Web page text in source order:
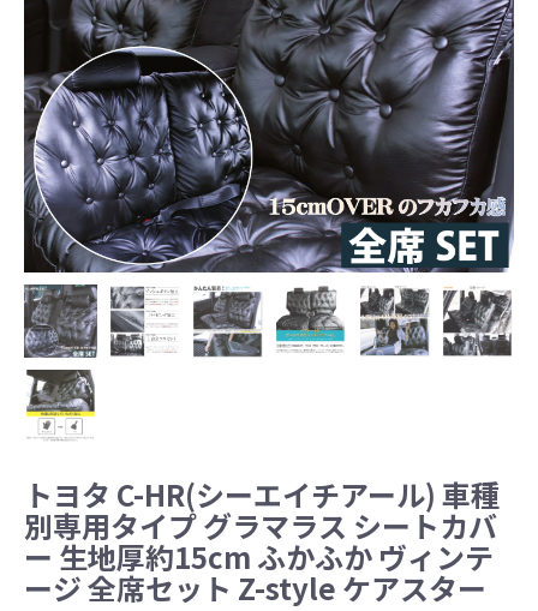
トヨタ C-HR(シーエイチアール) 車種
別専用タイプ グラマラス シートカバ
ー 生地厚約15cm ふかふか ヴィンテ
ージ 全席セット Z-style ケアスター